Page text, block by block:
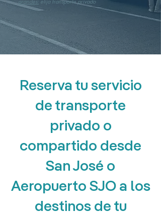
Reserva tu servicio
de transporte
privado o
compartido desde
San José o
Aeropuerto SJO a los
destinos de tu